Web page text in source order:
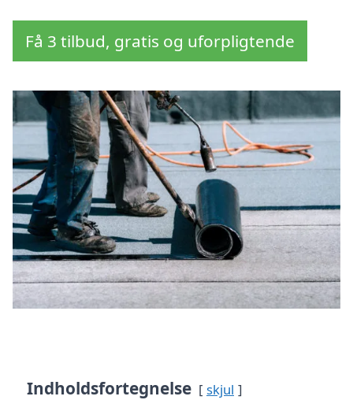
Få 3 tilbud, gratis og uforpligtende
Indholdsfortegnelse skjul